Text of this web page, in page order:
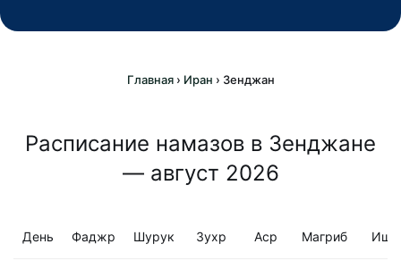
Главная› Иран › Зенджан
Расписание намазов в Зенджане
— август 2026
День Фаджр Шурук Зухр Аср Магриб Иша